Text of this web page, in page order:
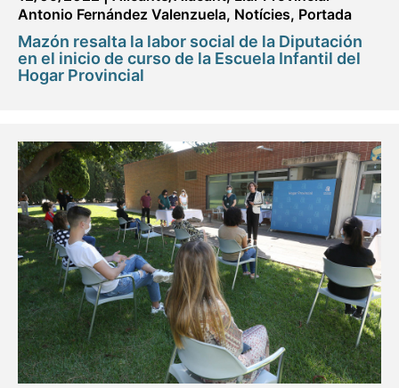
Antonio Fernández Valenzuela, Notícies, Portada
Mazón resalta la labor social de la Diputación
en el inicio de curso de la Escuela Infantil del
Hogar Provincial